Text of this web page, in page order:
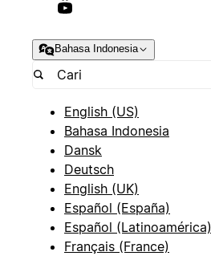
Bahasa Indonesia
English (US)
Bahasa Indonesia
Dansk
Deutsch
English (UK)
Español (España)
Español (Latinoamérica)
Français (France)